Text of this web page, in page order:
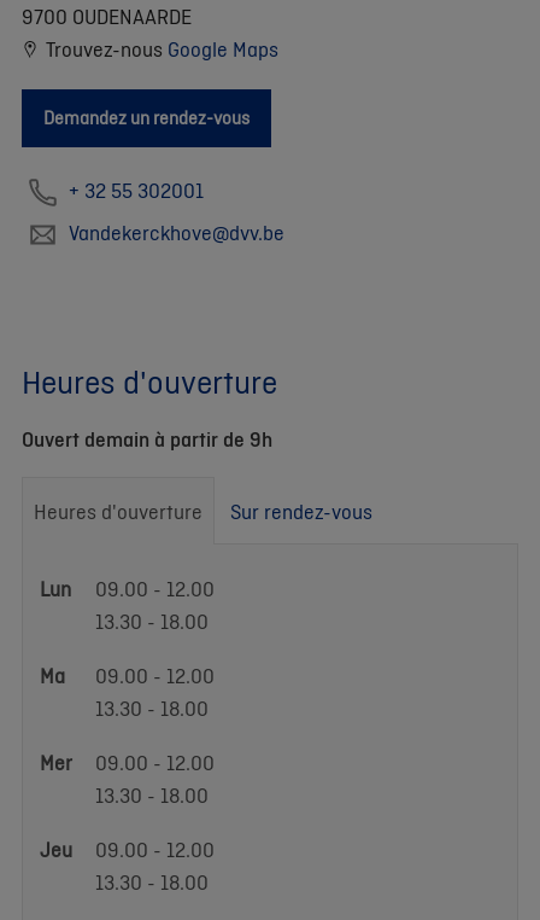
9700 OUDENAARDE
Trouvez-nous Google Maps
Demandez un rendez-vous
+ 32 55 302001
Vandekerckhove@dvv.be
Heures d'ouverture
Ouvert demain à partir de 9h
Heures d'ouverture Sur rendez-vous
Heures
d'ouverture
Lun
09.00 - 12.00
13.30 - 18.00
Ma
09.00 - 12.00
13.30 - 18.00
Mer
09.00 - 12.00
13.30 - 18.00
Jeu
09.00 - 12.00
13.30 - 18.00